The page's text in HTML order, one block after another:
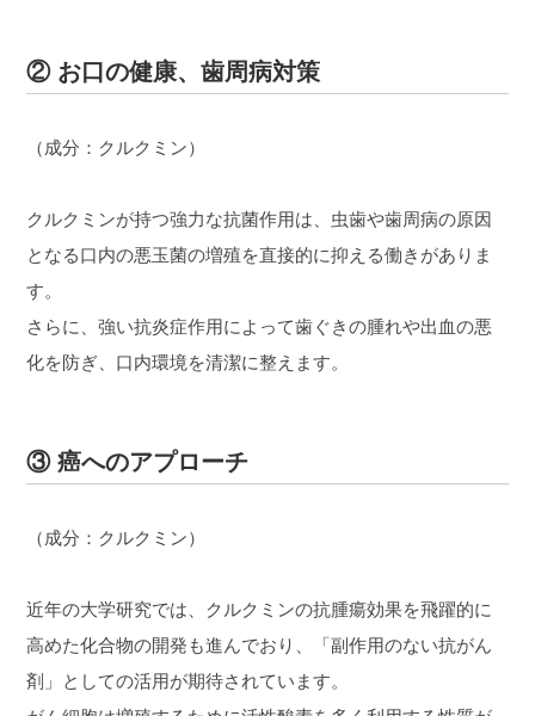
② お口の健康、歯周病対策
（成分：クルクミン）
クルクミンが持つ強力な抗菌作用は、虫歯や歯周病の原因
となる口内の悪玉菌の増殖を直接的に抑える働きがありま
す。
さらに、強い抗炎症作用によって歯ぐきの腫れや出血の悪
化を防ぎ、口内環境を清潔に整えます。
③ 癌へのアプローチ
（成分：クルクミン）
近年の大学研究では、クルクミンの抗腫瘍効果を飛躍的に
高めた化合物の開発も進んでおり、「副作用のない抗がん
剤」としての活用が期待されています。